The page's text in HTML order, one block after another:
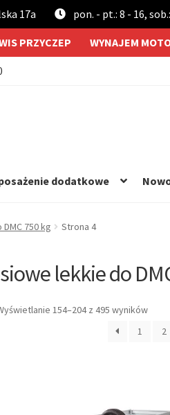
17a pon. - pt.: 8 - 16,
PRZYCZEP WYNAJEM
dodatkowe
750 kg Strona 4
lekkie do
154–204 z 495 wyników
1 2